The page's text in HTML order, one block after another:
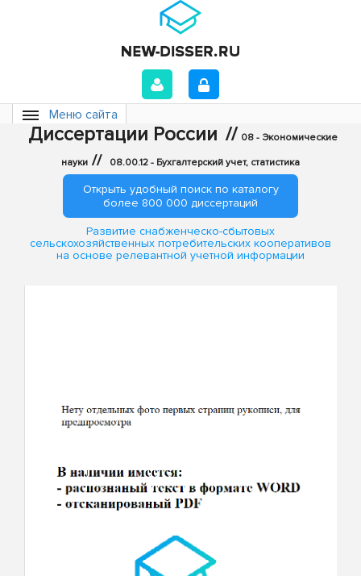
Меню сайта
Диссертации России // 08 - Экономические
науки // 08.00.12 - Бухгалтерский учет, статистика
Открыть удобный поиск по каталогу
более 800 000 диссертаций
Развитие снабженческо-сбытовых
сельскохозяйственных потребительских кооперативов
на основе релевантной учетной информации